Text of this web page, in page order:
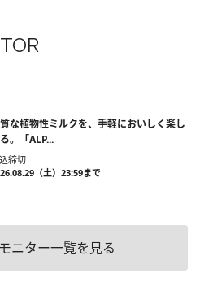
な植物性ミルクを、手軽においしく楽し
。「ALP...
締切
（土）23:59まで
ニター一覧を見る